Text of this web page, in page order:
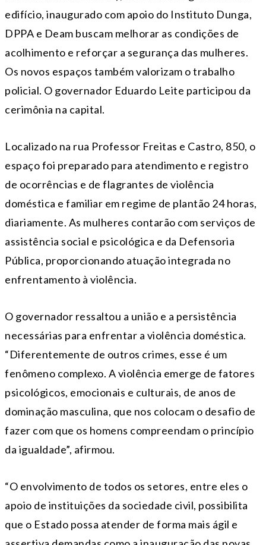
edifício, inaugurado com apoio do Instituto Dunga,
DPPA e Deam buscam melhorar as condições de
acolhimento e reforçar a segurança das mulheres.
Os novos espaços também valorizam o trabalho
policial. O governador Eduardo Leite participou da
cerimônia na capital.
Localizado na rua Professor Freitas e Castro, 850, o
espaço foi preparado para atendimento e registro
de ocorrências e de flagrantes de violência
doméstica e familiar em regime de plantão 24 horas,
diariamente. As mulheres contarão com serviços de
assistência social e psicológica e da Defensoria
Pública, proporcionando atuação integrada no
enfrentamento à violência.
O governador ressaltou a união e a persistência
necessárias para enfrentar a violência doméstica.
“Diferentemente de outros crimes, esse é um
fenômeno complexo. A violência emerge de fatores
psicológicos, emocionais e culturais, de anos de
dominação masculina, que nos colocam o desafio de
fazer com que os homens compreendam o princípio
da igualdade”, afirmou.
“O envolvimento de todos os setores, entre eles o
apoio de instituições da sociedade civil, possibilita
que o Estado possa atender de forma mais ágil e